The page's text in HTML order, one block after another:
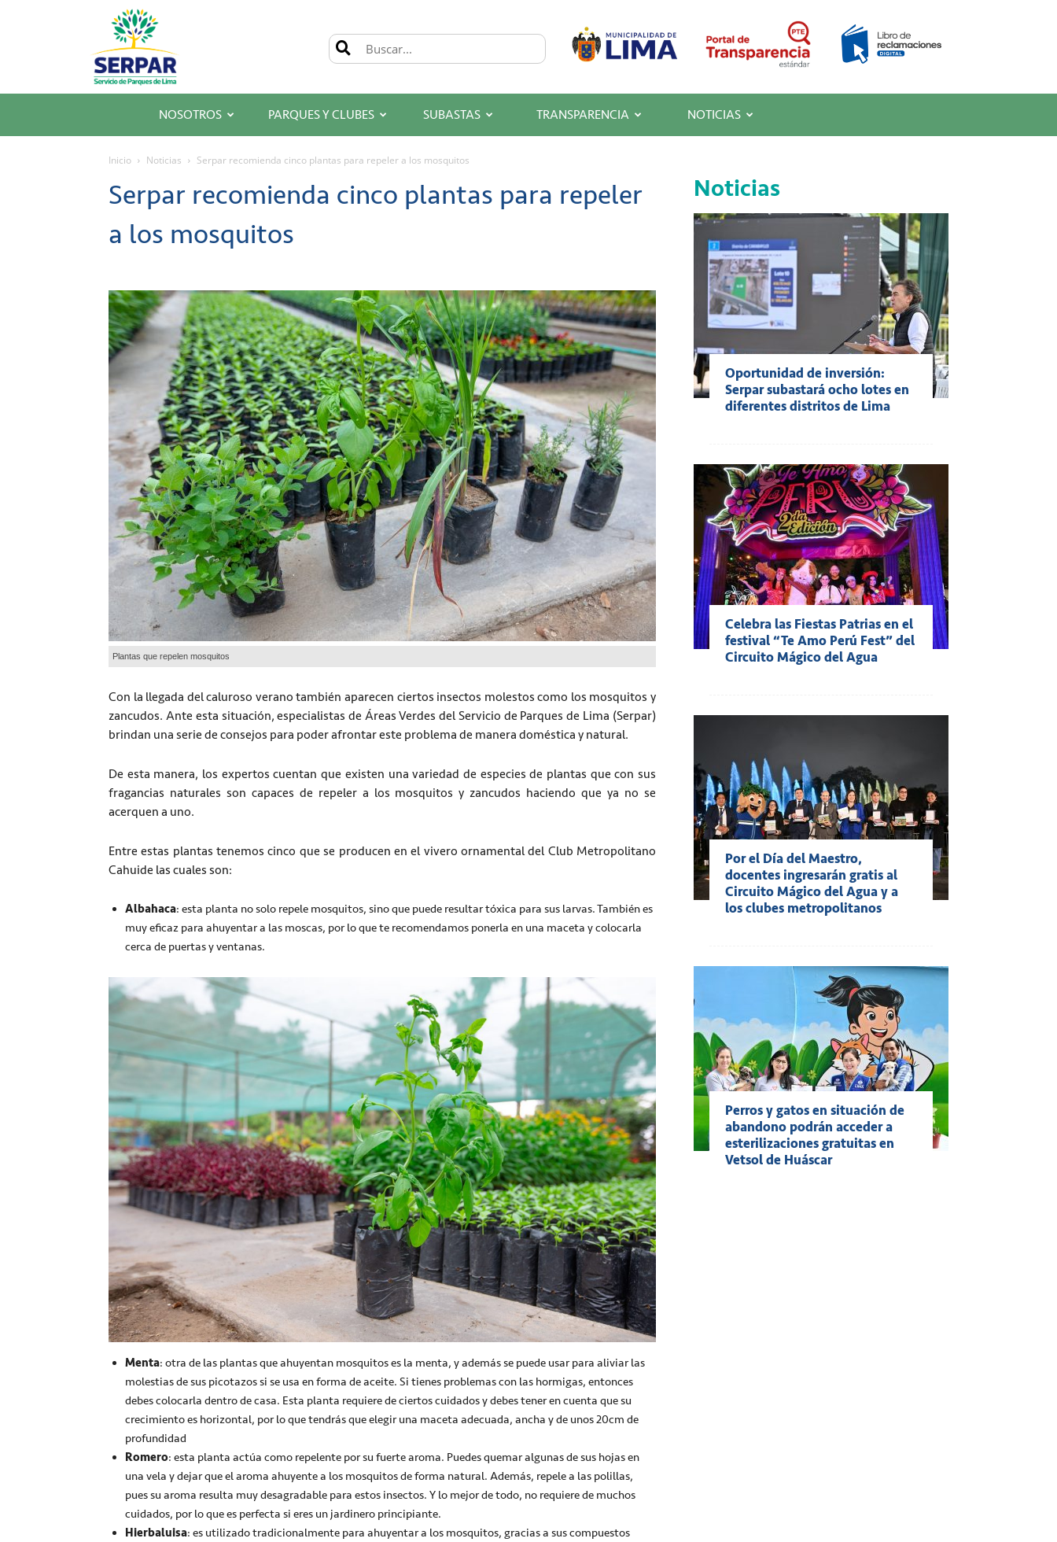
SERPAR
–
Servicio
de
Parques
de
NOSOTROS PARQUES Y CLUBES SUBASTAS TRANSPARENCIA NOTICIAS
Inicio Noticias Serpar recomienda cinco plantas para repeler a los mosquitos
Serpar recomienda cinco plantas para repeler
a los mosquitos
Plantas que repelen mosquitos
Con la llegada del caluroso verano también aparecen ciertos insectos molestos como los mosquitos y
zancudos. Ante esta situación, especialistas de Áreas Verdes del Servicio de Parques de Lima (Serpar)
brindan una serie de consejos para poder afrontar este problema de manera doméstica y natural.
De esta manera, los expertos cuentan que existen una variedad de especies de plantas que con sus
fragancias naturales son capaces de repeler a los mosquitos y zancudos haciendo que ya no se
acerquen a uno.
Entre estas plantas tenemos cinco que se producen en el vivero ornamental del Club Metropolitano
Cahuide las cuales son:
Albahaca: esta planta no solo repele mosquitos, sino que puede resultar tóxica para sus larvas. También es
muy eficaz para ahuyentar a las moscas, por lo que te recomendamos ponerla en una maceta y colocarla
cerca de puertas y ventanas.
Menta: otra de las plantas que ahuyentan mosquitos es la menta, y además se puede usar para aliviar las
molestias de sus picotazos si se usa en forma de aceite. Si tienes problemas con las hormigas, entonces
debes colocarla dentro de casa. Esta planta requiere de ciertos cuidados y debes tener en cuenta que su
crecimiento es horizontal, por lo que tendrás que elegir una maceta adecuada, ancha y de unos 20cm de
profundidad
Romero: esta planta actúa como repelente por su fuerte aroma. Puedes quemar algunas de sus hojas en
una vela y dejar que el aroma ahuyente a los mosquitos de forma natural. Además, repele a las polillas,
pues su aroma resulta muy desagradable para estos insectos. Y lo mejor de todo, no requiere de muchos
cuidados, por lo que es perfecta si eres un jardinero principiante.
Hierbaluisa: es utilizado tradicionalmente para ahuyentar a los mosquitos, gracias a sus compuestos
Noticias
Oportunidad de inversión:
Serpar subastará ocho lotes en
diferentes distritos de Lima
Celebra las Fiestas Patrias en el
festival “Te Amo Perú Fest” del
Circuito Mágico del Agua
Por el Día del Maestro,
docentes ingresarán gratis al
Circuito Mágico del Agua y a
los clubes metropolitanos
Perros y gatos en situación de
abandono podrán acceder a
esterilizaciones gratuitas en
Vetsol de Huáscar